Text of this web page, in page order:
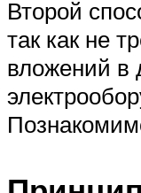
Второй
так как не
вложений в